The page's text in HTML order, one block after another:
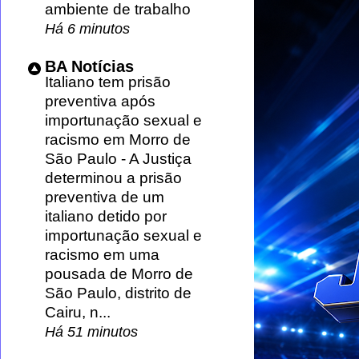
ambiente de trabalho
Há 6 minutos
BA Notícias
Italiano tem prisão
preventiva após
importunação sexual e
racismo em Morro de
São Paulo -A Justiça
determinou a prisão
preventiva de um
italiano detido por
importunação sexual e
racismo em uma
pousada de Morro de
São Paulo, distrito de
Cairu, n...
Há 51 minutos